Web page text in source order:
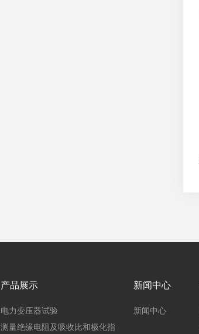
产品展示
电力变压器试验
测量绝缘电阻及吸收比和极化指
新闻中心
新闻中心